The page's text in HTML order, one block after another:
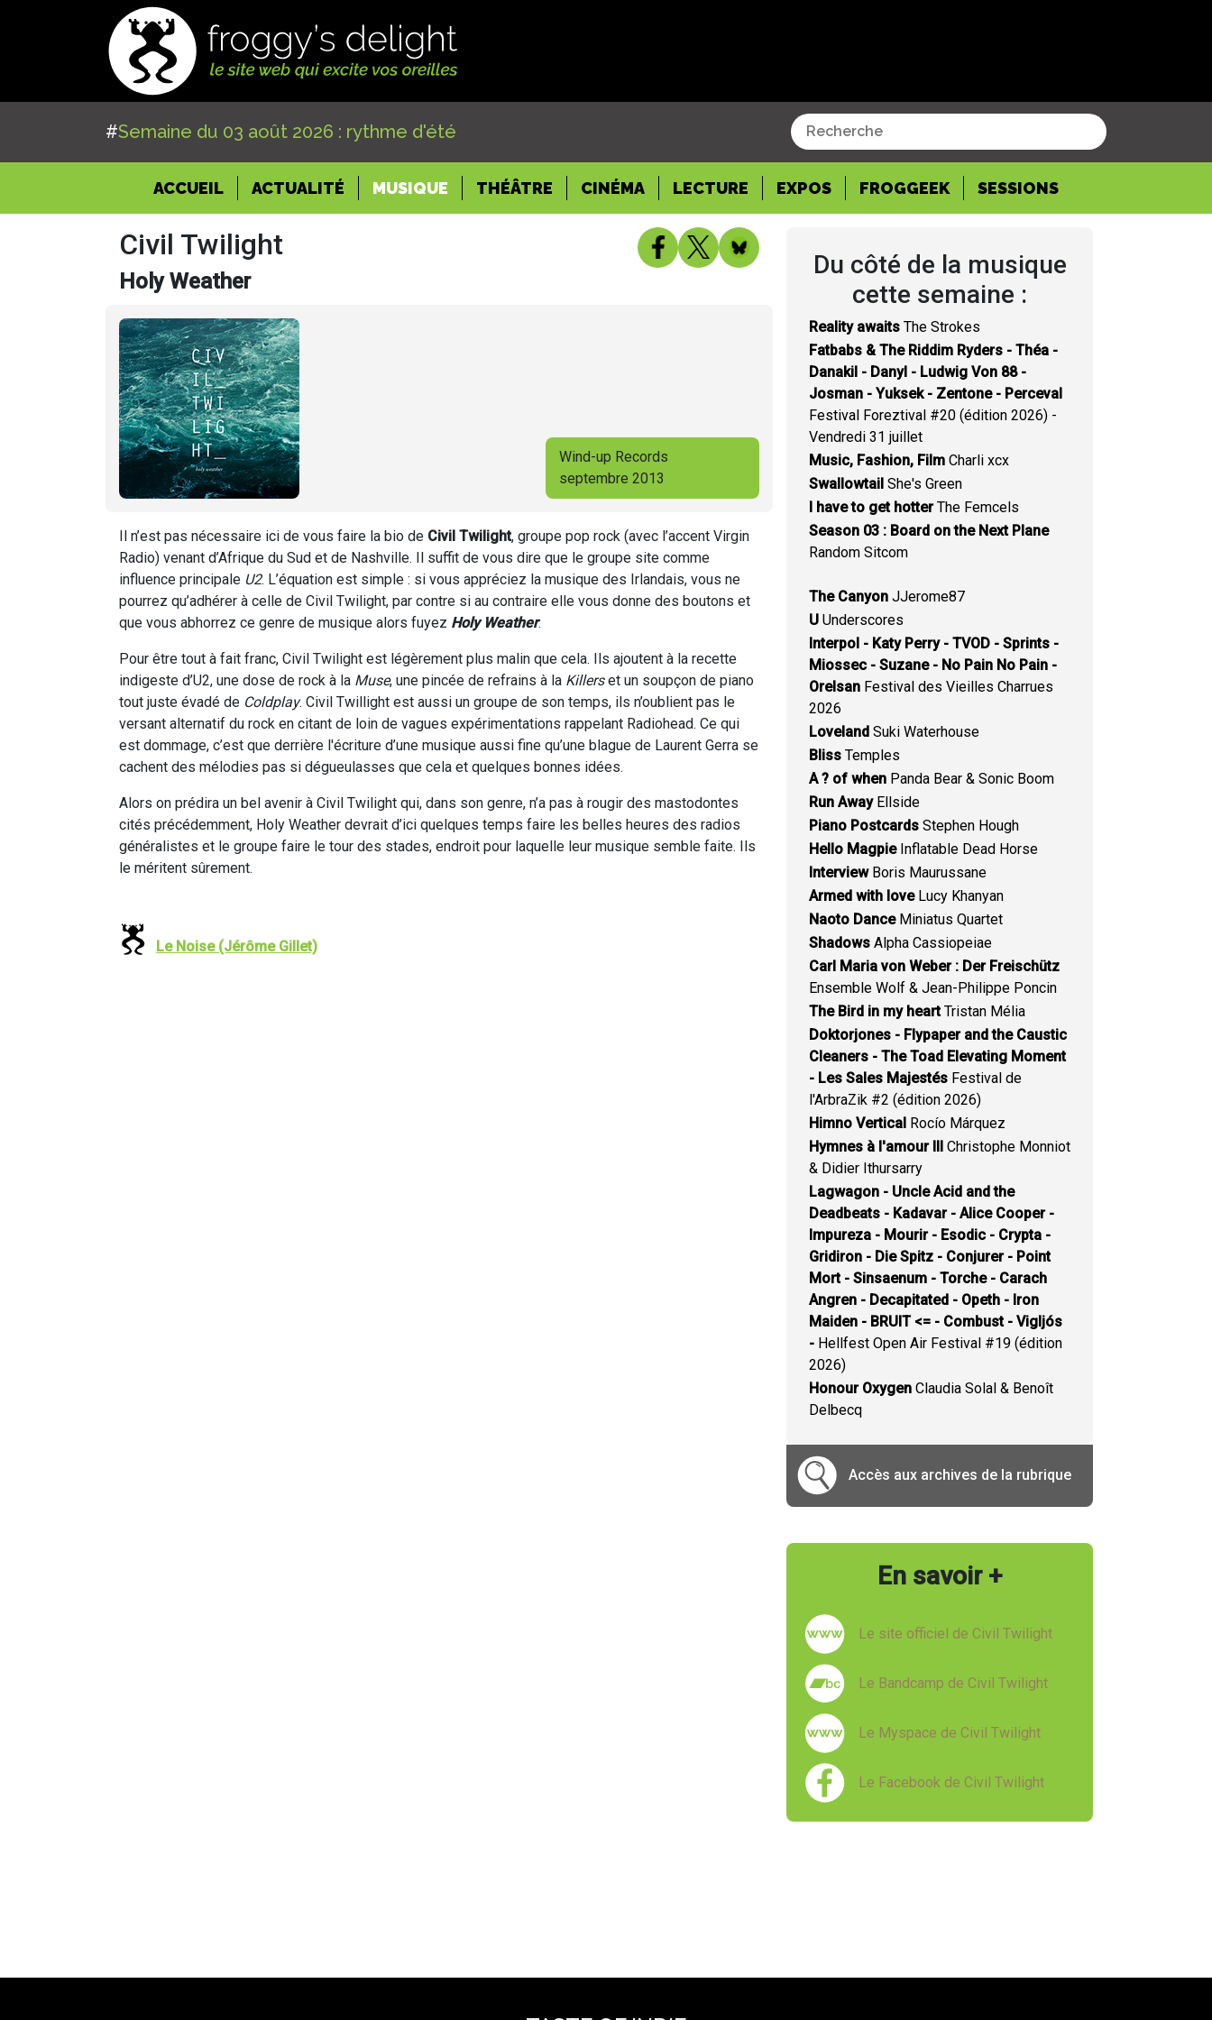
#Semaine du 03 août 2026 : rythme d'été
ACCUEIL(CURRENT)
ACTUALITÉ MUSIQUE THÉÂTRE CINÉMA LECTURE EXPOS FROGGEEK SESSIONS
Civil Twilight
Holy Weather
Wind-up Records
septembre 2013
Il n’est pas nécessaire ici de vous faire la bio de Civil Twilight, groupe pop rock (avec l’accent Virgin
Radio) venant d’Afrique du Sud et de Nashville. Il suffit de vous dire que le groupe site comme
influence principale U2. L’équation est simple : si vous appréciez la musique des Irlandais, vous ne
pourrez qu’adhérer à celle de Civil Twilight, par contre si au contraire elle vous donne des boutons et
que vous abhorrez ce genre de musique alors fuyez Holy Weather.
Pour être tout à fait franc, Civil Twilight est légèrement plus malin que cela. Ils ajoutent à la recette
indigeste d’U2, une dose de rock à la Muse, une pincée de refrains à la Killerset un soupçon de piano
tout juste évadé de Coldplay. Civil Twillight est aussi un groupe de son temps, ils n’oublient pas le
versant alternatif du rock en citant de loin de vagues expérimentations rappelant Radiohead. Ce qui
est dommage, c’est que derrière l'écriture d’une musique aussi fine qu’une blague de Laurent Gerra se
cachent des mélodies pas si dégueulasses que cela et quelques bonnes idées.
Alors on prédira un bel avenir à Civil Twilight qui, dans son genre, n’a pas à rougir des mastodontes
cités précédemment, Holy Weather devrait d’ici quelques temps faire les belles heures des radios
généralistes et le groupe faire le tour des stades, endroit pour laquelle leur musique semble faite. Ils
le méritent sûrement.
Le Noise (Jérôme Gillet)
Du côté de la musique
cette semaine :
Reality awaits The Strokes
Fatbabs & The Riddim Ryders - Théa -
Danakil - Danyl - Ludwig Von 88 -
Josman - Yuksek - Zentone - Perceval
Festival Foreztival #20 (édition 2026) -
Vendredi 31 juillet
Music, Fashion, Film Charli xcx
Swallowtail She's Green
I have to get hotterThe Femcels
Season 03 : Board on the Next Plane
Random Sitcom
The Canyon JJerome87
U Underscores
Interpol - Katy Perry - TVOD - Sprints -
Miossec - Suzane - No Pain No Pain -
Orelsan Festival des Vieilles Charrues
2026
Loveland Suki Waterhouse
Bliss Temples
A ? of when Panda Bear & Sonic Boom
Run AwayEllside
Piano Postcards Stephen Hough
Hello MagpieInflatable Dead Horse
InterviewBoris Maurussane
Armed with loveLucy Khanyan
Naoto DanceMiniatus Quartet
Shadows Alpha Cassiopeiae
Carl Maria von Weber : Der Freischütz
Ensemble Wolf & Jean-Philippe Poncin
The Bird in my heartTristan Mélia
Doktorjones - Flypaper and the Caustic
Cleaners - The Toad Elevating Moment
- Les Sales Majestés Festival de
l'ArbraZik #2 (édition 2026)
Himno Vertical Rocío Márquez
Hymnes à l'amour III Christophe Monniot
& Didier Ithursarry
Lagwagon - Uncle Acid and the
Deadbeats - Kadavar - Alice Cooper -
Impureza - Mourir - Esodic - Crypta -
Gridiron - Die Spitz - Conjurer - Point
Mort - Sinsaenum - Torche - Carach
Angren - Decapitated - Opeth - Iron
Maiden - BRUIT <= - Combust - Vigljós
- Hellfest Open Air Festival #19 (édition
2026)
Honour Oxygen Claudia Solal & Benoît
Delbecq
Accès aux archives de la rubrique
En savoir +
Le site officiel de Civil Twilight
Le Bandcamp de Civil Twilight
Le Myspace de Civil Twilight
Le Facebook de Civil Twilight